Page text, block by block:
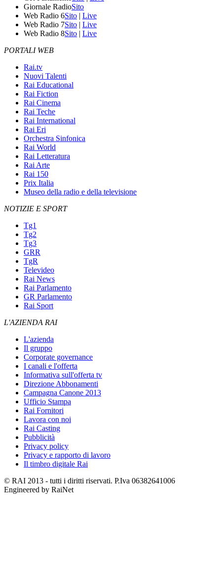
Giornale RadioSito
Web Radio 6Sito | Live
Web Radio 7Sito | Live
Web Radio 8Sito | Live
PORTALI WEB
Rai.tv
Nuovi Talenti
Rai Educational
Rai Fiction
Rai Cinema
Rai Teche
Rai International
Rai Eri
Orchestra Sinfonica
Rai World
Rai Letteratura
Rai Arte
Rai 150
Prix Italia
Museo della radio e della televisione
NOTIZIE E SPORT
Tg1
Tg2
Tg3
GRR
TgR
Televideo
Rai News
Rai Parlamento
GR Parlamento
Rai Sport
L'AZIENDA RAI
L'azienda
Il gruppo
Corporate governance
I canali e l'offerta
Informativa sull'offerta tv
Direzione Abbonamenti
Campagna Canone 2013
Ufficio Stampa
Rai Fornitori
Lavora con noi
Rai Casting
Pubblicità
Privacy policy
Privacy e rapporto di lavoro
Il timbro digitale Rai
© RAI 2013 - tutti i diritti riservati. P.Iva 06382641006
Engineered by RaiNet